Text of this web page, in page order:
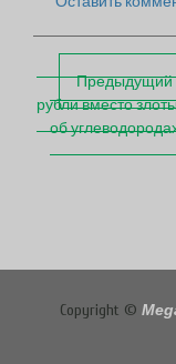
П
о
с
т
и
гац
Предыдущий
рубли вместо
об
Copyright ©